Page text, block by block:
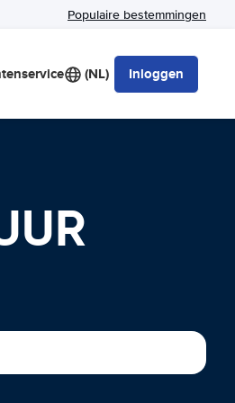
Populaire bestemmingen
(NL) Inloggen